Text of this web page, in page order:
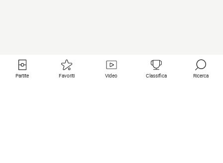
Partite Favoriti Video Classifica Ricerca